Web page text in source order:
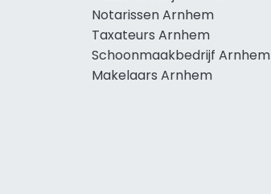
Notarissen Arnhem
Taxateurs Arnhem
Schoonmaakbedrijf Arnhem
Makelaars Arnhem